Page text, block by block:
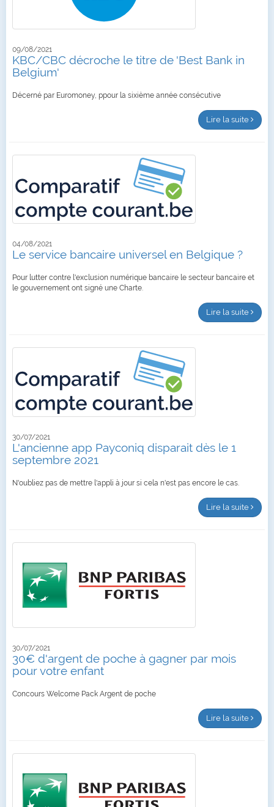
09/08/2021
KBC/CBC décroche le titre de 'Best Bank in
Belgium'
Décerné par Euromoney, ppour la sixième année consécutive
Lire la suite
04/08/2021
Le service bancaire universel en Belgique ?
Pour lutter contre l'exclusion numérique bancaire le secteur bancaire et
le gouvernement ont signé une Charte.
Lire la suite
30/07/2021
L'ancienne app Payconiq disparait dès le 1
septembre 2021
N'oubliez pas de mettre l'appli à jour si cela n'est pas encore le cas.
Lire la suite
30/07/2021
30€ d'argent de poche à gagner par mois
pour votre enfant
Concours Welcome Pack Argent de poche
Lire la suite